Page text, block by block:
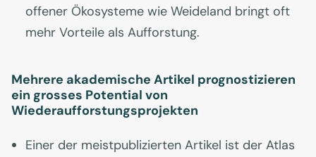
offener Ökosysteme wie Weideland bringt oft
mehr Vorteile als Aufforstung.
Mehrere akademische Artikel prognostizieren
ein grosses Potential von
Wiederaufforstungsprojekten
Einer der meistpublizierten Artikel ist der Atlas